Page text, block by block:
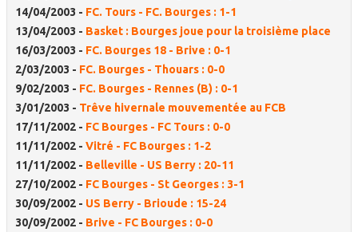
14/04/2003 - FC. Tours - FC. Bourges : 1-1
13/04/2003 - Basket : Bourges joue pour la troisième place
16/03/2003 - FC. Bourges 18 - Brive : 0-1
2/03/2003 - FC. Bourges - Thouars : 0-0
9/02/2003 - FC. Bourges - Rennes (B) : 0-1
3/01/2003 - Trêve hivernale mouvementée au FCB
17/11/2002 - FC Bourges - FC Tours : 0-0
11/11/2002 - Vitré - FC Bourges : 1-2
11/11/2002 - Belleville - US Berry : 20-11
27/10/2002 - FC Bourges - St Georges : 3-1
30/09/2002 - US Berry - Brioude : 15-24
30/09/2002 - Brive - FC Bourges : 0-0